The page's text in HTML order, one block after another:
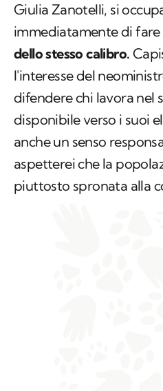
Giulia Zanotelli, si
immediatamente di fare
dello stesso calibro.
l'interesse del
difendere chi lavora nel
disponibile verso i suoi
anche un senso
aspetterei che la
piuttosto spronata alla